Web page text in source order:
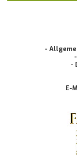
-
-
E-